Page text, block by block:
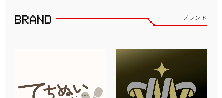
ブランド